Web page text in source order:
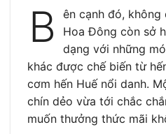
B
ên cạnh đó, không
Hoa Đông còn sở
dạng với những
khác được chế biến từ
cơm hến Huế nổi danh.
chín dẻo vừa tới chắc
muốn thưởng thức mãi